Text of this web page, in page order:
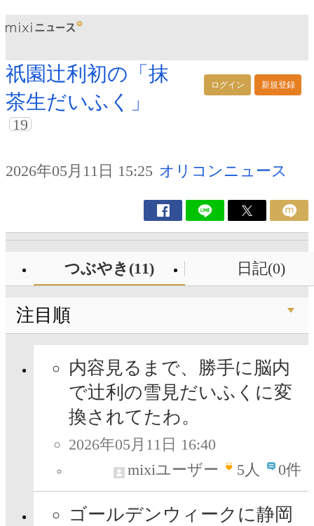
ログイン 新規登録
祇園辻利初の「抹
茶生だいふく」
19
2026年05月11日 15:25 オリコンニュース
つぶやき(11) 日記(0)
注目順
内容見るまで、勝手に脳内
で辻利の雪見だいふくに変
換されてたわ。
2026年05月11日 16:40
mixiユーザー
5人 0件
ゴールデンウィークに静岡